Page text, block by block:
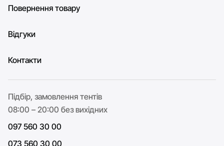
Повернення товару
Відгуки
Контакти
Підбір, замовлення тентів
08:00 – 20:00 без вихідних
097 560 30 00
073 560 30 00